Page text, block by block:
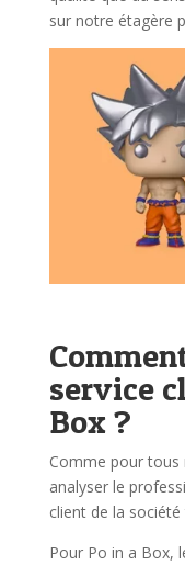
sur notre étagère
service
Box ?
Comme pour tous
analyser le
client de la société
Pour Po in a Box,